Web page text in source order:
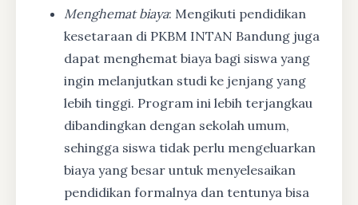
Menghemat biaya: Mengikuti pendidikan
kesetaraan di PKBM INTAN Bandung juga
dapat menghemat biaya bagi siswa yang
ingin melanjutkan studi ke jenjang yang
lebih tinggi. Program ini lebih terjangkau
dibandingkan dengan sekolah umum,
sehingga siswa tidak perlu mengeluarkan
biaya yang besar untuk menyelesaikan
pendidikan formalnya dan tentunya bisa